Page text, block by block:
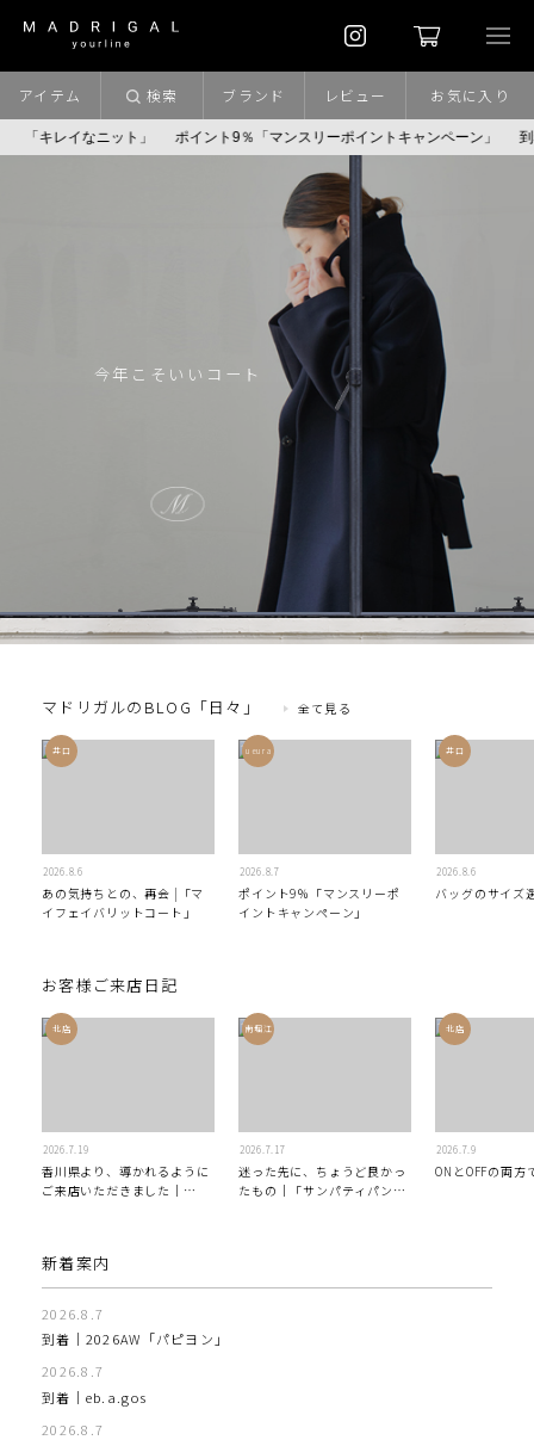
ニット」 ポイント9％「マンスリーポイントキャンペーン」 到着(8/7)｜
アイテム 検索 ブランド レビュー お気に入り
soutiencollar
急に秋、着るものがない
キレイなニット
「coordinate library」SS scene16
今年こそいいコート
カットソー美術館
「レビューたまりました」
大人服の本音
soutiencollar
急に秋、着るものがない
マドリガルのBLOG「日々」 全て 見る
井口
2026 8 6
あの気持ちとの、再会 |「マ
イフェイバリットコート」
ueura
2026 8 7
ポイント9％「マンスリーポ
イントキャンペーン」
井口
2026 8 6
バッグのサイズ
お客様ご来店日記
北店
2026 7 19
香川県より、導かれるように
ご来店いただきました｜
南堀江
2026 7 17
迷った先に、ちょうど良かっ
たもの｜「サンパティパン
北店
2026 7 9
ONとOFFの両方
新着案内
2026.8.7
到着｜2026AW「パピヨン」
2026.8.7
到着｜eb.a.gos
2026.8.7